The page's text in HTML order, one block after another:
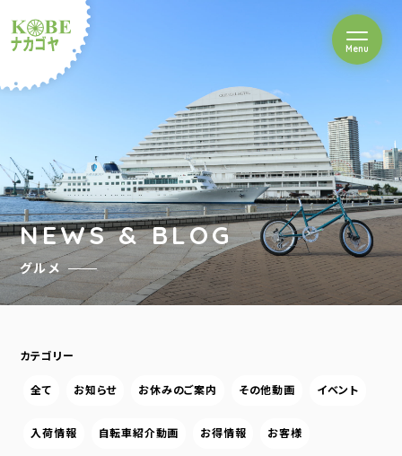
ルショップナカゴヤ
Menuを開閉
NEWS & BLOG
グルメ
カテゴリー
全て お知らせ お休みのご案内 その他動画 イベント
入荷情報 自転車紹介動画 お得情報 お客様